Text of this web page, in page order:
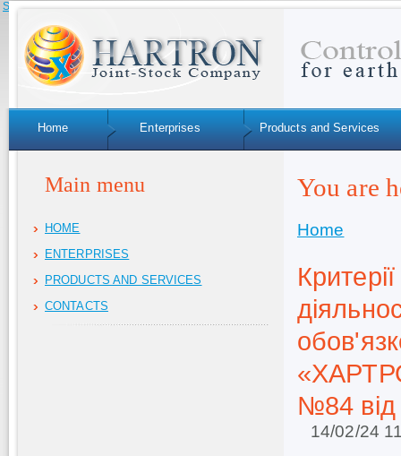
Skip to navigation
Home Enterprises Products and Services
Main menu
HOME
ENTERPRISES
PRODUCTS AND SERVICES
CONTACTS
You are
Home
№84 від
14/02/24